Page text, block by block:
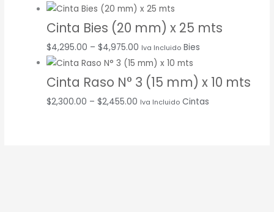
Cinta Bies (20 mm) x 25 mts
$4,295.00 – $4,975.00 Iva Incluido Bies
Cinta Raso N° 3 (15 mm) x 10 mts
$2,300.00 – $2,455.00 Iva Incluido Cintas